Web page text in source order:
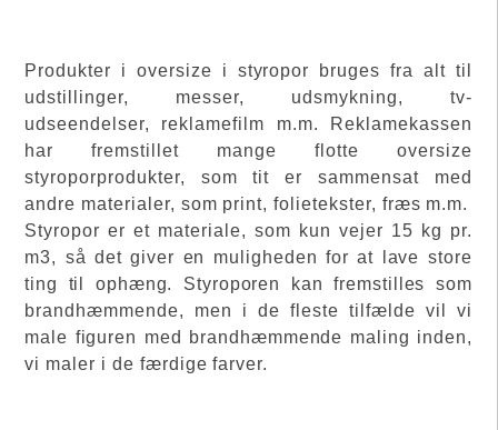
Produkter i oversize i styropor bruges fra alt til
udstillinger, messer, udsmykning, tv-
udseendelser, reklamefilm m.m. Reklamekassen
har fremstillet mange flotte oversize
styroporprodukter, som tit er sammensat med
andre materialer, som print, folietekster, fræs m.m.
Styropor er et materiale, som kun vejer 15 kg pr.
m3, så det giver en muligheden for at lave store
ting til ophæng. Styroporen kan fremstilles som
brandhæmmende, men i de fleste tilfælde vil vi
male figuren med brandhæmmende maling inden,
vi maler i de færdige farver.